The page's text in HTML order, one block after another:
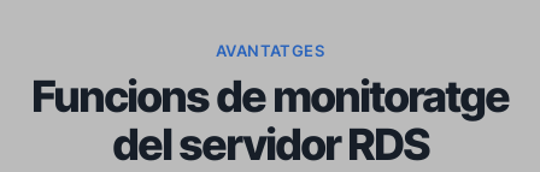
AVANTATGES
Funcions de monitoratge
del servidor RDS